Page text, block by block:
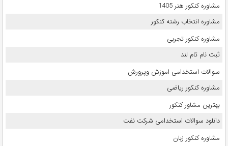
مشاوره کنکور هنر 1405
مشاوره انتخاب رشته کنکور
مشاوره کنکور تجربی
ثبت نام تام لند
سوالات استخدامی اموزش وپرورش
مشاوره کنکور ریاضی
بهترین مشاور کنکور
دانلود سوالات استخدامی شرکت نفت
مشاوره کنکور زبان